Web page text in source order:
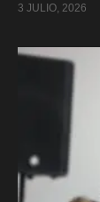
3 JULIO, 2026